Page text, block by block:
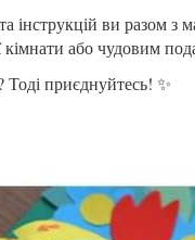
ви разом з
або чудовим
Тоді приєднуйтесь! ✨